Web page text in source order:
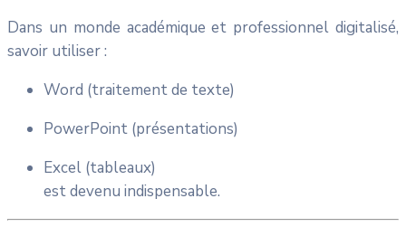
Dans un monde académique et professionnel digitalisé,
savoir utiliser :
Word (traitement de texte)
PowerPoint (présentations)
Excel (tableaux)
est devenu indispensable.